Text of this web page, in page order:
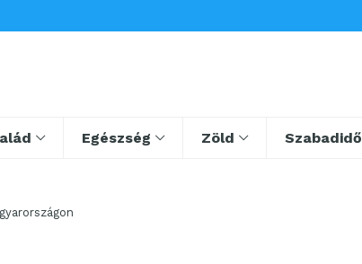
Egészség Zöld Szabadidő